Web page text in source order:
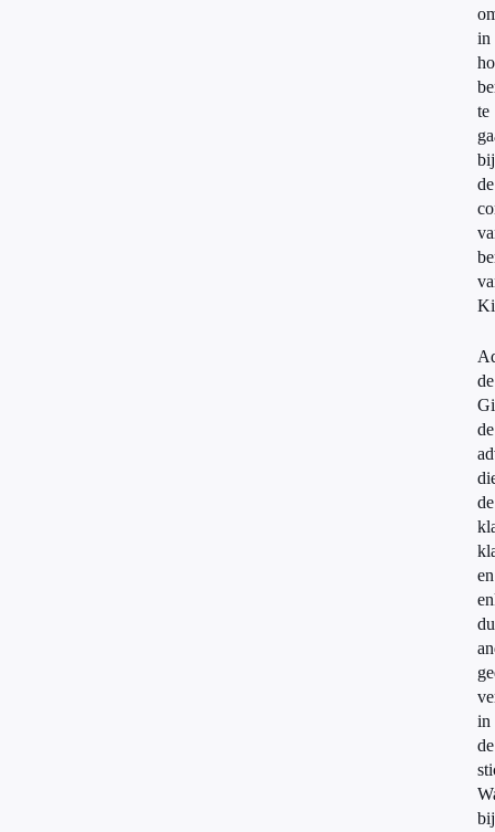
in
te
bij
de
de
de
de
en
in
de